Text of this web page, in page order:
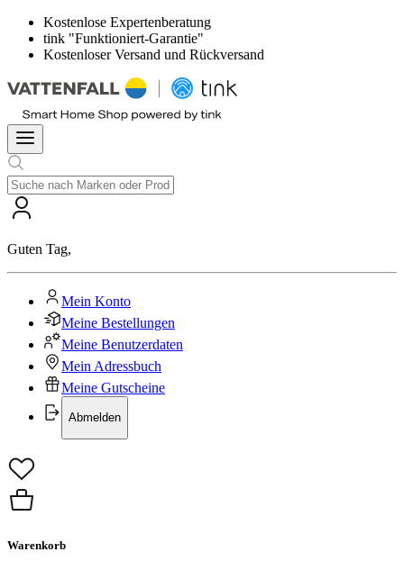
Kostenlose Expertenberatung
tink "Funktioniert-Garantie"
Kostenloser Versand und Rückversand
Guten Tag,
Mein Konto
Meine Bestellungen
Meine Benutzerdaten
Mein Adressbuch
Meine Gutscheine
Abmelden
Warenkorb